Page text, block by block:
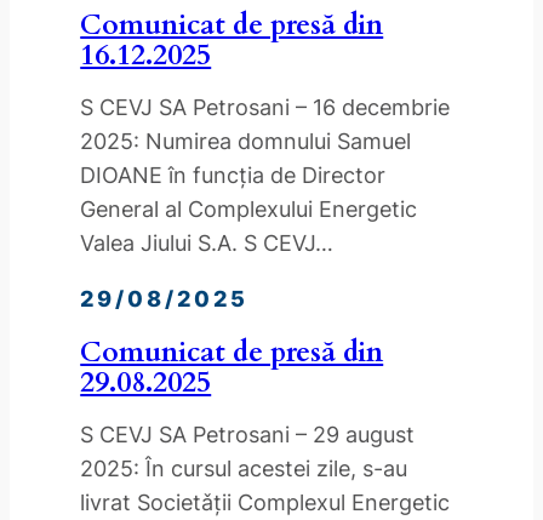
Comunicat de presă din
16.12.2025
S CEVJ SA Petrosani – 16 decembrie
2025: Numirea domnului Samuel
DIOANE în funcția de Director
General al Complexului Energetic
Valea Jiului S.A. S CEVJ…
29/08/2025
Comunicat de presă din
29.08.2025
S CEVJ SA Petrosani – 29 august
2025: În cursul acestei zile, s-au
livrat Societǎții Complexul Energetic